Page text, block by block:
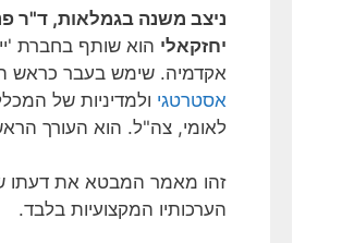
ניצב משנה בגמלאות, ד"ר
יחזקאלי הוא שותף בחברת
אקדמיה. שימש בעבר כראש
אסטרטגי ולמדיניות של
לאומי, צה"ל. הוא העורך
זהו מאמר המבטא את דעתו
הערכותיו המקצועיות בלבד.